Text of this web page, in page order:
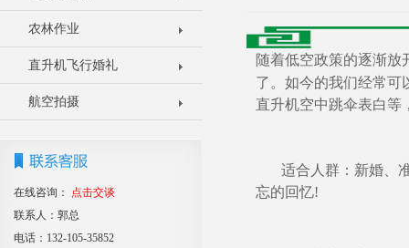
农林作业
直升机飞行婚礼
航空拍摄
在线咨询：
点击交谈
联系人：郭总
电话：132-105-35852
随着低空政策的逐渐放
了。如今的我们经常可
直升机空中跳伞表白等
适合人群：新婚、准
忘的回忆!